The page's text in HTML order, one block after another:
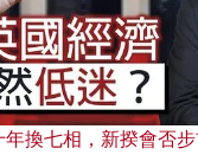
換七相，新揆會否